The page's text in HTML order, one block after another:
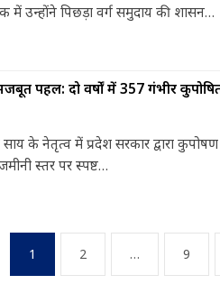
में उन्होंने पिछड़ा वर्ग समुदाय की शासन…
पहल: दो वर्षों में 357 गंभीर कुपोषित
के नेतृत्व में प्रदेश सरकार द्वारा
स्तर पर स्पष्ट…
1 2 … 9